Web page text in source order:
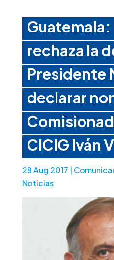
Guatemala:
rechaza la
Presidente
declarar
CICIG Iván
28 Aug 2017
Noticias